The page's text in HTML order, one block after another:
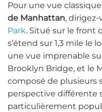
Pour une vue
de Manhattan, dirigez-
Park. Situé sur le front
s’étend sur 1,3 mile le
une vue imprenable
Brooklyn Bridge, et le
composé de plusieurs
perspective différente
particulièrement